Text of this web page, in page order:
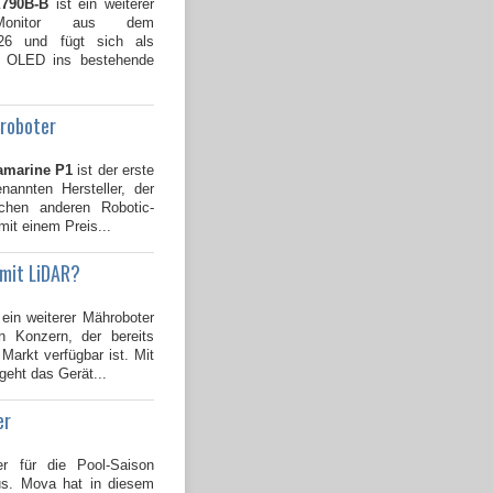
B ist ein weiterer
aus dem
und fügt sich als
ins bestehende
P1 ist der erste
Hersteller, der
anderen Robotic-
einem Preis...
LiDAR?
weiterer Mähroboter
Konzern, der bereits
verfügbar ist. Mit
das Gerät...
für die Pool-Saison
Mova hat in diesem